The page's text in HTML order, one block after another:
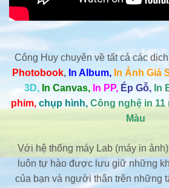
Công Huy chuyên về tất cả các
Photobook, In Album, In Ảnh Giá
3D, In Canvas, In PP, Ép Gỗ, In
phim, chụp hình, Công nghệ in
Màu
Với hệ thống máy Lab (máy in
luôn tự hào được lưu giữ những
của bạn và người thân trên những